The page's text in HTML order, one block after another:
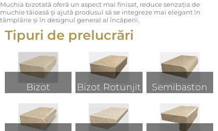
Muchia bizotată oferă un aspect mai finisat, reduce senzația de
muchie tăioasă și ajută produsul să se integreze mai elegant în
tâmplărie și în designul general al încăperii.
Tipuri de prelucrări
Bizot Bizot Rotunjit Semibaston